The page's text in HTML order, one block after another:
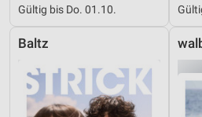
Gültig bis Do. 01.10.
Baltz